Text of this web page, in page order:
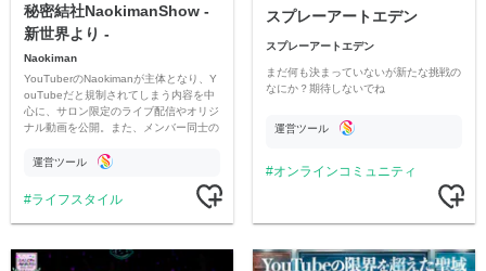
秘密結社NaokimanShow -
新世界より -
Naokiman
YouTuberのNaokimanが主体となり、Y
ouTubeだと規制されてしまう内容を中
心に、サロン限定のライブ配信やオリジ
ナル動画を公開。また、メンバー同士の
ただいています。
運営ツール
ライフスタイル
スプレーアートエデン
スプレーアートエデン
まだ何も決まっていないが新たな挑戦の
なにか？期待しないでね
運営ツール
オンラインコミュニティ